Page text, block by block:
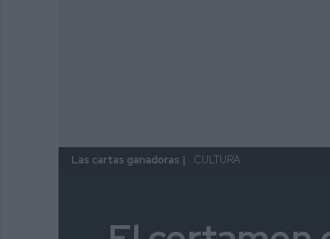
Las cartas ganadoras | CULTURA